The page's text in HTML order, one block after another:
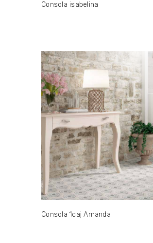
Consola isabelina
Consola 1caj Amanda